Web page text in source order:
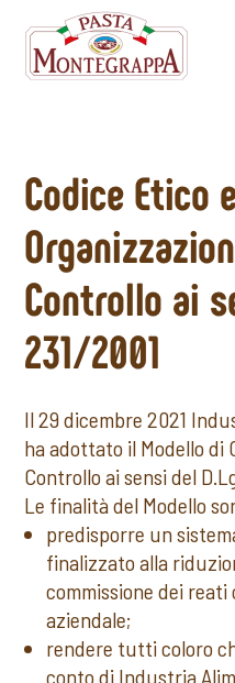
Codice Etico
Controllo ai
231/2001
Il 29 dicembre 2021
ha adottato il Modello di
Controllo ai sensi del
Le finalità del Modello
predisporre un
finalizzato alla
commissione dei reati
aziendale;
rendere tutti coloro
conto di Industria